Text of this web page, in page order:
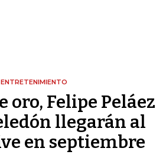
ENTRETENIMIENTO
oro, Felipe Peláez
llegarán al
en septiembre